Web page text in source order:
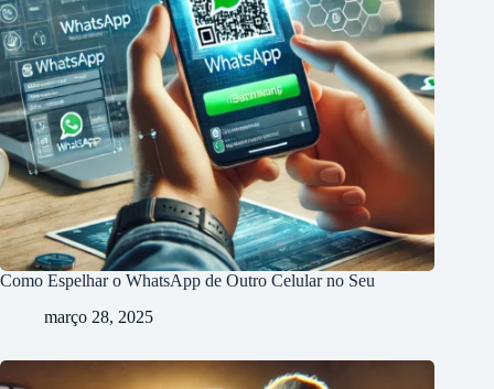
Como Espelhar o WhatsApp de Outro Celular no Seu
março 28, 2025